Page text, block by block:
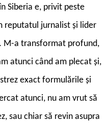
Siberia e, privit peste
reputatul jurnalist și lider
M-a transformat profund,
atunci când am plecat şi,
exact formulările şi
atunci, nu am vrut să
sau chiar să revin asupra